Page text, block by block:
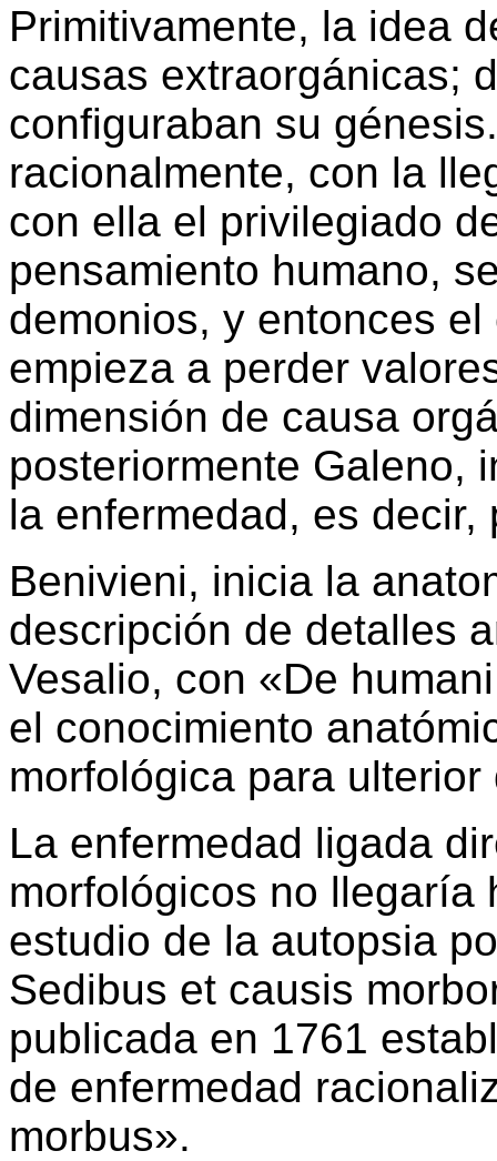
Primitivamente, la idea
causas extraorgánicas;
configuraban su
racionalmente, con la
con ella el privilegiado
pensamiento humano,
demonios, y entonces
empieza a perder
dimensión de causa
posteriormente Galeno,
la enfermedad, es
Benivieni, inicia la
descripción de detalles
Vesalio, con «De
el conocimiento
morfológica para
La enfermedad ligada
morfológicos no llegaría
estudio de la autopsia
Sedibus et causis
publicada en 1761
de enfermedad
morbus».